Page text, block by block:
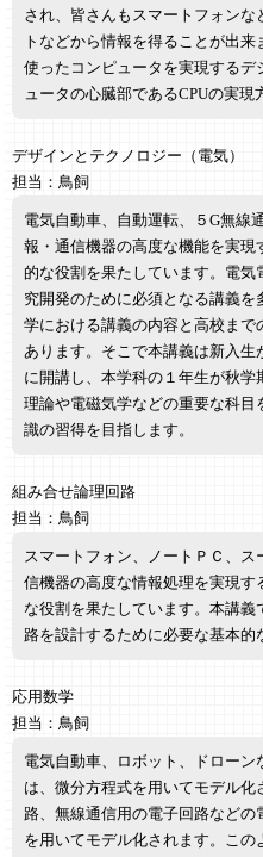
され、皆さんもスマートフォン
トなどから情報を得ることが出
使ったコンピュータを実現する
ュータの心臓部であるCPUの実現
デザインとテクノロジー（電気）
担当：鳥飼
電気自動車、自動運転、５G無線
報・通信機器の高度な機能を実
的な役割を果たしています。電
究開発のために必須となる講義
学における講義の内容と高校ま
あります。そこで本講義は新入生
に開講し、本学科の１年生が秋
理論や電磁気学などの重要な科
識の習得を目指します。
組み合せ論理回路
担当：鳥飼
スマートフォン、ノートＰＣ、
信機器の高度な情報処理を実現
な役割を果たしています。本講
路を設計するために必要な基本的
応用数学
担当：鳥飼
電気自動車、ロボット、ドロー
は、微分方程式を用いてモデル
路、無線通信用の電子回路など
を用いてモデル化されます。こ